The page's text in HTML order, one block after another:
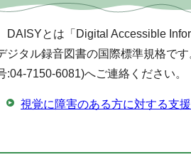
とは「Digital Accessible
ジタル録音図書の国際標準規格で
:04-7150-6081)へご連絡ください。
視覚に障害のある方に対する支援